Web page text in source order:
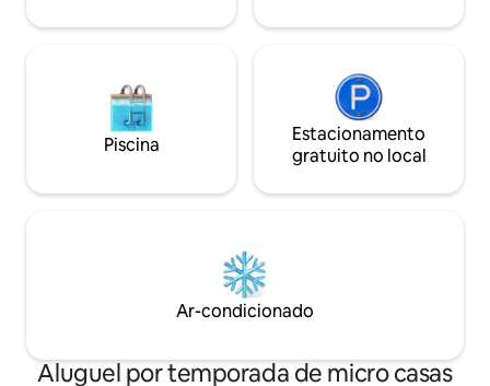
Piscina
Estacionamento
gratuito no local
Ar-condicionado
Aluguel por temporada de micro casas